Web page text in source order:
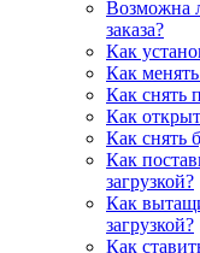
Возможна
заказа?
Как
Как
Как снять
Как
Как снять
Как
загрузкой?
Как
загрузкой?
Как